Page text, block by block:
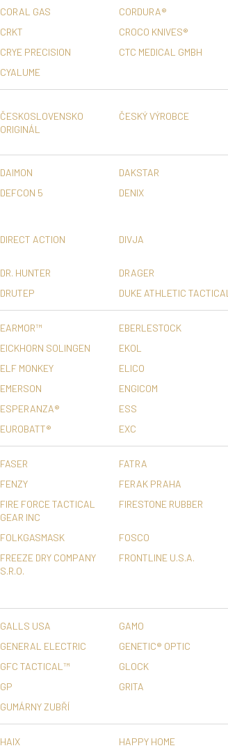
CORAL GAS CORDURA®
CRKT CROCO KNIVES®
CRYE PRECISION CTC MEDICAL GMBH
CYALUME
ČESKOSLOVENSKO
ORIGINÁL
ČESKÝ VÝROBCE
DAIMON DAKSTAR
DEFCON 5 DENIX
DIRECT ACTION DIVJA
DR. HUNTER DRAGER
DRUTEP DUKE ATHLETIC TACTICAL
EARMOR™ EBERLESTOCK
EICKHORN SOLINGEN EKOL
ELF MONKEY ELICO
EMERSON ENGICOM
ESPERANZA® ESS
EUROBATT® EXC
FASER FATRA
FENZY FERAK PRAHA
FIRE FORCE TACTICAL
GEAR INC
FIRESTONE RUBBER
FOLKGASMASK FOSCO
FREEZE DRY COMPANY
S.R.O.
FRONTLINE U.S.A.
GALLS USA GAMO
GENERAL ELECTRIC GENETIC® OPTIC
GFC TACTICAL™ GLOCK
GP GRITA
GUMÁRNY ZUBŘÍ
HAIX HAPPY HOME